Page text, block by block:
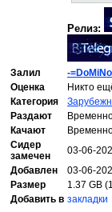
Релиз:
Залил
-
Оценка
Никто
Категория
Раздают
Качают
Сидер
замечен
03-06-
Добавлен
03-06-
Размер
1.37 GB
Добавить в закладки